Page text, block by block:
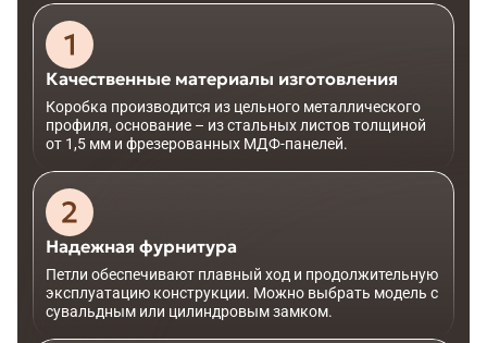
Качественные материалы изготовления
Коробка производится из цельного металлического
профиля, основание – из стальных листов толщиной
от 1,5 мм и фрезерованных МДФ-панелей.
Надежная фурнитура
Петли обеспечивают плавный ход и продолжительную
эксплуатацию конструкции. Можно выбрать модель с
сувальдным или цилиндровым замком.